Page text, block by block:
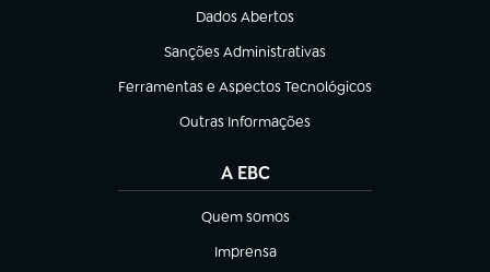
Dados Abertos
(abre em nova aba)
Sanções Administrativas
(abre em nova aba)
Ferramentas e Aspectos Tecnológicos
(abre em nova aba)
Outras Informações
(abre em nova aba)
A EBC
Quem somos
(abre em nova aba)
Imprensa
(abre em nova aba)